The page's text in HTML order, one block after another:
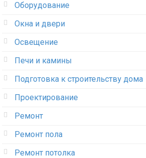
Оборудование
Окна и двери
Освещение
Печи и камины
Подготовка к строительству дома
Проектирование
Ремонт
Ремонт пола
Ремонт потолка